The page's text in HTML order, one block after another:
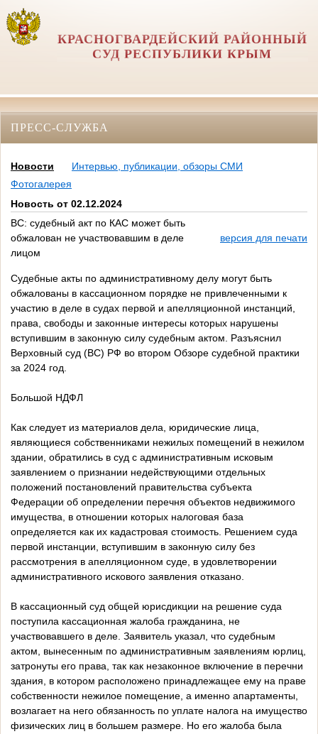
КРАСНОГВАРДЕЙСКИЙ РАЙОННЫЙ
СУД РЕСПУБЛИКИ КРЫМ
ПРЕСС-СЛУЖБА
Новости
Интервью, публикации, обзоры СМИ
Фотогалерея
Новость от 02.12.2024
ВС: судебный акт по КАС может быть
обжалован не участвовавшим в деле
лицом
версия для печати
Судебные акты по административному делу могут быть
обжалованы в кассационном порядке не привлеченными к
участию в деле в судах первой и апелляционной инстанций,
права, свободы и законные интересы которых нарушены
вступившим в законную силу судебным актом.
Разъяснил
Верховный суд (ВС) РФ во втором Обзоре судебной практики
за 2024 год.
Большой НДФЛ
Как следует из материалов дела, юридические лица,
являющиеся собственниками нежилых помещений в нежилом
здании, обратились в суд с административным исковым
заявлением о признании недействующими отдельных
положений постановлений правительства субъекта
Федерации об определении перечня объектов недвижимого
имущества, в отношении которых налоговая база
определяется как их кадастровая стоимость. Решением суда
первой инстанции, вступившим в законную силу без
рассмотрения в апелляционном суде, в удовлетворении
административного искового заявления отказано.
В кассационный суд общей юрисдикции на решение суда
поступила кассационная жалоба гражданина, не
участвовавшего в деле. Заявитель указал, что судебным
актом, вынесенным по административным заявлениям юрлиц,
затронуты его права, так как незаконное включение в перечни
здания, в котором расположено принадлежащее ему на праве
собственности нежилое помещение, а именно апартаменты,
возлагает на него обязанность по уплате налога на имущество
физических лиц в большем размере. Но его жалоба была